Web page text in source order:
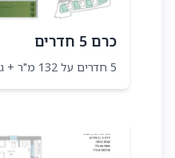
כרם 5 חדרים
5 חדרים על 132 מ"ר + גינה